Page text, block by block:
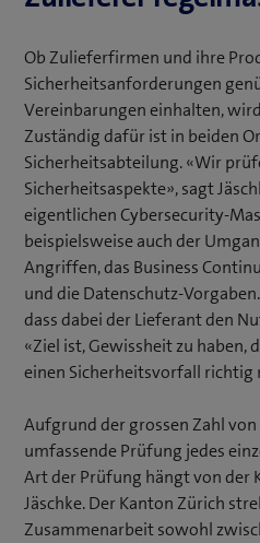
Ob Zulieferfirmen und ihre
Sicherheitsanforderungen
Vereinbarungen einhalten,
Zuständig dafür ist in beiden
Sicherheitsabteilung. «Wir
Sicherheitsaspekte», sagt
eigentlichen Cybersecurity-
beispielsweise auch der
Angriffen, das Business
und die Datenschutz-
dass dabei der Lieferant den
«Ziel ist, Gewissheit zu haben,
einen Sicherheitsvorfall richtig
Aufgrund der grossen Zahl
umfassende Prüfung jedes
Art der Prüfung hängt von der
Jäschke. Der Kanton Zürich
Zusammenarbeit sowohl